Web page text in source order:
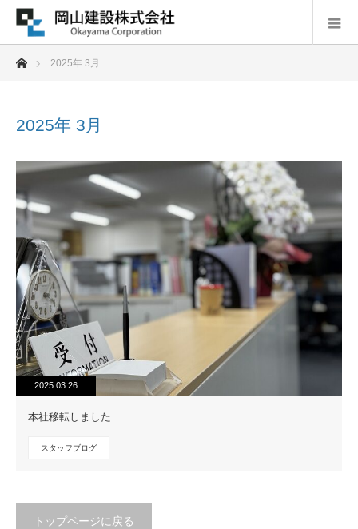
ホーム2025年 3月
2025年 3月
2025.03.26
本社移転しました
スタッフブログ
トップページに戻る